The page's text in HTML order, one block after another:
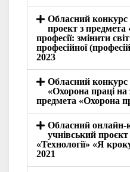
Обласний
проект з предмета
професії: змінити
професійної
2023
Обласний конкурс
«Охорона праці на
предмета «Охорона
Обласний
учнівський
«Технології» «Я
2021